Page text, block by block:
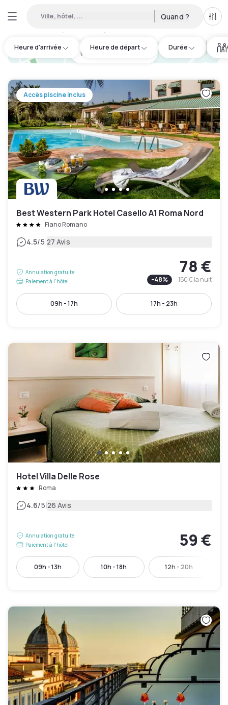
Ville, hôtel, ... Quand ?
Heure d'arrivée Heure de départ Durée
hotel.cta.view_map
Accès piscine inclus
Best Western Park Hotel Casello A1 Roma Nord
Fiano Romano
4.5/5|27 Avis
Annulation gratuite
Paiement à l'hôtel
78 €
-48% 150 €la nuit
09h - 17h 17h - 23h
Hotel Villa Delle Rose
Roma
4.6/5|26 Avis
Annulation gratuite
Paiement à l'hôtel
59 €
09h - 13h 10h - 18h 12h - 20h